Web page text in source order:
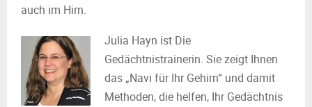
auch im Hirn.
Julia Hayn ist Die
Gedächtnistrainerin. Sie zeigt Ihnen
das „Navi für Ihr Gehirn“ und damit
Methoden, die helfen, Ihr Gedächtnis